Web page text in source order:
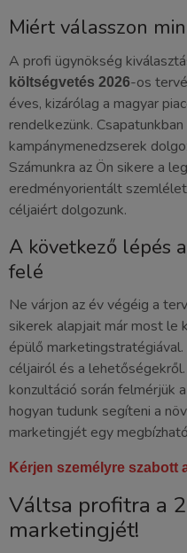
Miért válasszon
A profi ügynökség
költségvetés 2026-os
éves, kizárólag a magyar
rendelkezünk.
kampánymenedzserek
Számunkra az Ön sikere a
eredményorientált
céljaiért dolgozunk.
A következő lépés
felé
Ne várjon az év végéig a
sikerek alapjait már most le
épülő
céljairól és a
konzultáció során felmérjük
hogyan tudunk segíteni a
marketingjét egy
Kérjen személyre szabott
Váltsa profitra a
marketingjét!